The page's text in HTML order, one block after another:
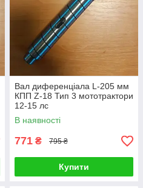
Вал диференціала L-205 мм
КПП Z-18 Тип 3 мототрактори
12-15 лс
В наявності
771 ₴ 795 ₴
Купити